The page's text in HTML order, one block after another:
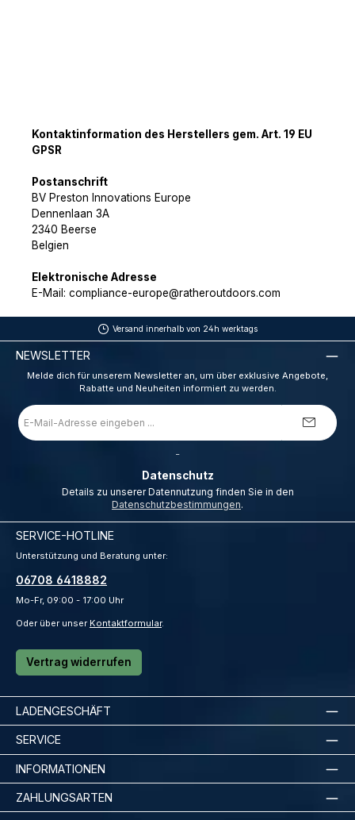
Kontaktinformation des Herstellers gem. Art. 19 EU
GPSR
Postanschrift
BV Preston Innovations Europe
Dennenlaan 3A
2340 Beerse
Belgien
Elektronische Adresse
E-Mail: compliance-europe@ratheroutdoors.com
Versand innerhalb von 24h werktags
NEWSLETTER
Melde dich für unserem Newsletter an, um über exklusive Angebote,
Rabatte und Neuheiten informiert zu werden.
E-
Mail-
Adresse
Datenschutz
Datenschutzbestimmungen.
SERVICE-HOTLINE
Unterstützung und Beratung unter:
06708 6418882
Mo-Fr, 09:00 - 17:00 Uhr
Oder über unser Kontaktformular.
Vertrag widerrufen
LADENGESCHÄFT
SERVICE
INFORMATIONEN
ZAHLUNGSARTEN